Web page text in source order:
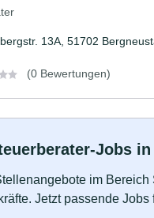
13A, 51702
(0 Bewertungen)
Jobs
im Bereich
Jetzt passende